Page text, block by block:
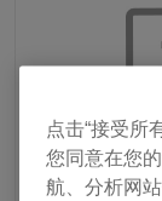
点击“接受所
您同意在您
航、分析网